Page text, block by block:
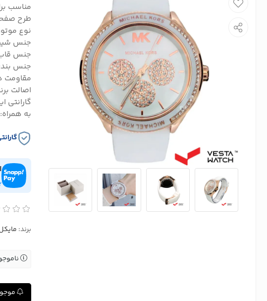
مناسب
طرح
نوع
جنس
جنس
جنس
مقاومت در
اصالت
گارانتی ایران: ۲۴
به
گارانتی ۲۴ ماهه
برند: